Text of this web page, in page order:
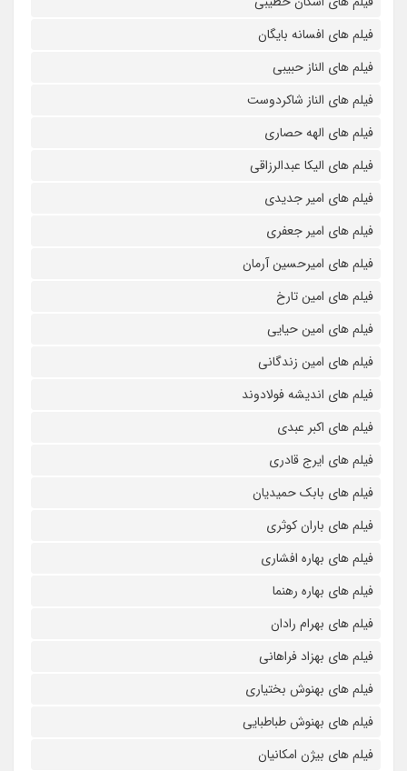
فیلم های افسانه بایگان
فیلم های الناز حبیبی
فیلم های الناز شاکردوست
فیلم های الهه حصاری
فیلم های الیکا عبدالرزاقی
فیلم های امیر جدیدی
فیلم های امیر جعفری
فیلم های امیرحسین آرمان
فیلم های امین تارخ
فیلم های امین حیایی
فیلم های امین زندگانی
فیلم های اندیشه فولادوند
فیلم های اکبر عبدی
فیلم های ایرج قادری
فیلم های بابک حمیدیان
فیلم های باران کوثری
فیلم های بهاره افشاری
فیلم های بهاره رهنما
فیلم های بهرام رادان
فیلم های بهزاد فراهانی
فیلم های بهنوش بختیاری
فیلم های بهنوش طباطبایی
فیلم های بیژن امکانیان